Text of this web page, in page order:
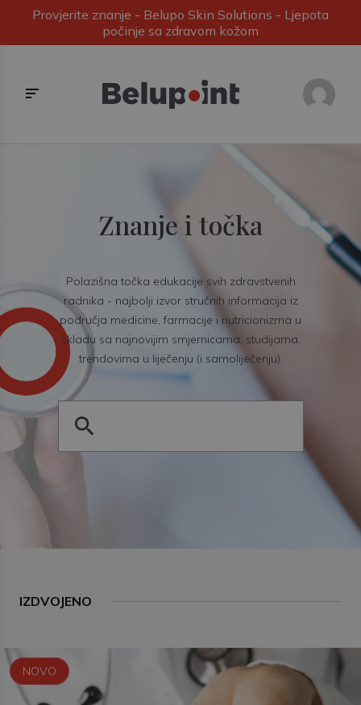
Provjerite znanje - Belupo Skin Solutions - Ljepota
počinje sa zdravom kožom
Znanje i točka
Polazišna točka edukacije svih zdravstvenih
radnika - najbolji izvor stručnih informacija iz
područja medicine, farmacije i nutricionizma u
skladu sa najnovijim smjernicama, studijama,
trendovima u liječenju (i samoliječenju).
IZDVOJENO
NOVO